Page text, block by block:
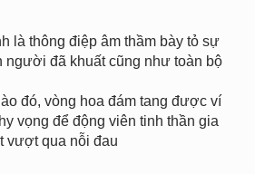
là thông điệp âm thầm bày tỏ sự
người đã khuất cũng như toàn bộ
đó, vòng hoa đám tang được ví
vọng để động viên tinh thần gia
vượt qua nỗi đau